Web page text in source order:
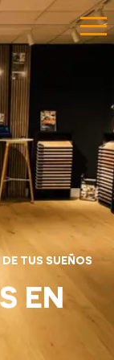
TUS SUEÑOS
EN